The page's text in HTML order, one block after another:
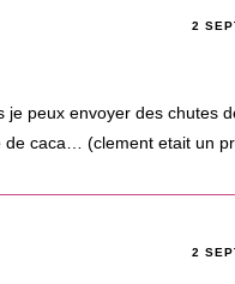
2
je peux envoyer des chutes
caca… (clement etait un
2